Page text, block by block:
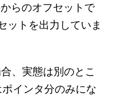
らのオフセットで
ットを出力していま
、実態は別のとこ
インタ分のみにな